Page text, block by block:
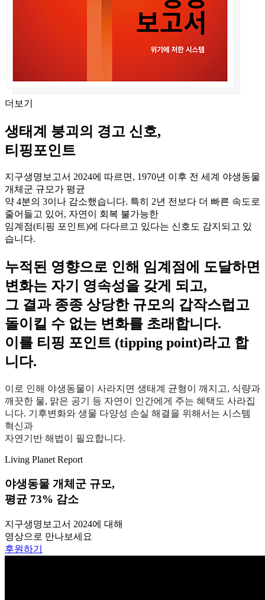
더보기
생태계 붕괴의 경고 신호,
티핑포인트
지구생명보고서 2024에 따르면, 1970년 이후 전 세계 야생동물
개체군 규모가 평균
약 4분의 3이나 감소했습니다. 특히 2년 전보다 더 빠른 속도로
줄어들고 있어, 자연이 회복 불가능한
임계점(티핑 포인트)에 다다르고 있다는 신호도 감지되고 있
습니다.
누적된 영향으로 인해 임계점에 도달하면
변화는 자기 영속성을 갖게 되고,
그 결과 종종 상당한 규모의 갑작스럽고
돌이킬 수 없는 변화를 초래합니다.
이를 티핑 포인트 (tipping point)라고 합
니다.
이로 인해 야생동물이 사라지면 생태계 균형이 깨지고, 식량과
깨끗한 물, 맑은 공기 등 자연이 인간에게 주는 혜택도 사라집
니다. 기후변화와 생물 다양성 손실 해결을 위해서는 시스템
혁신과
자연기반 해법이 필요합니다.
Living Planet Report
야생동물 개체군 규모,
평균 73% 감소
지구생명보고서 2024에 대해
영상으로 만나보세요
후원하기